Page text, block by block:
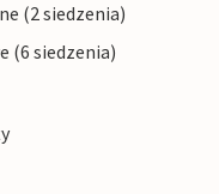
(2 siedzenia)
(6 siedzenia)